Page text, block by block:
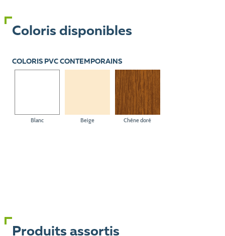
Coloris disponibles
COLORIS PVC CONTEMPORAINS
Blanc Beige Chêne doré
Produits assortis